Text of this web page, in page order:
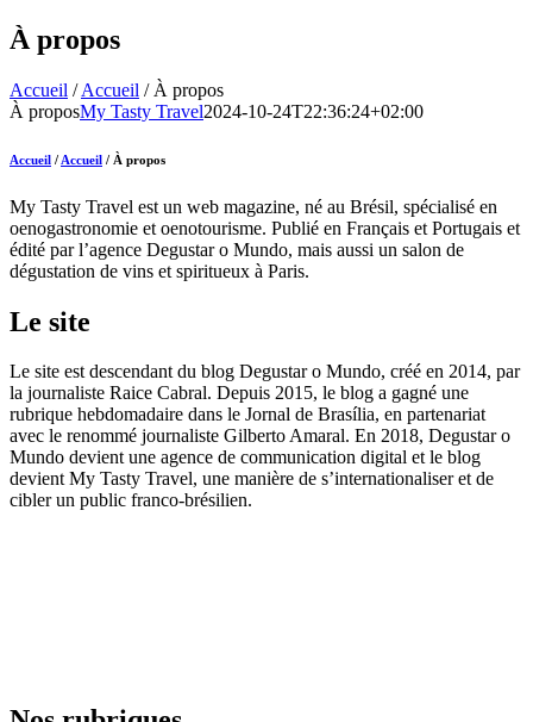
À propos
Accueil /Accueil / À propos
À proposMy Tasty Travel2024-10-24T22:36:24+02:00
Accueil / Accueil / À propos
My Tasty Travel est un web magazine, né au Brésil, spécialisé en
oenogastronomie et oenotourisme. Publié en Français et Portugais et
édité par l’agence Degustar o Mundo, mais aussi un salon de
dégustation de vins et spiritueux à Paris.
Le site
Le site est descendant du blog Degustar o Mundo, créé en 2014, par
la journaliste Raice Cabral. Depuis 2015, le blog a gagné une
rubrique hebdomadaire dans le Jornal de Brasília, en partenariat
avec le renommé journaliste Gilberto Amaral. En 2018, Degustar o
Mundo devient une agence de communication digital et le blog
devient My Tasty Travel, une manière de s’internationaliser et de
cibler un public franco-brésilien.